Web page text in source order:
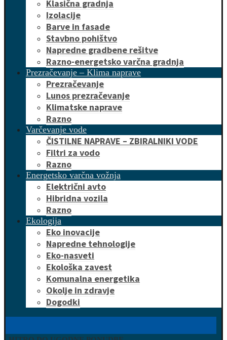
Klasična gradnja
Izolacije
Barve in fasade
Stavbno pohištvo
Napredne gradbene rešitve
Razno-energetsko varčna gradnja
Prezračevanje – Klima naprave
Prezračevanje
Lunos prezračevanje
Klimatske naprave
Razno
Varčevanje vode
ČISTILNE NAPRAVE – ZBIRALNIKI VODE
Filtri za vodo
Razno
Energetsko varčna vožnja
Električni avto
Hibridna vozila
Razno
Ekologija
Eko inovacije
Napredne tehnologije
Eko-nasveti
Ekološka zavest
Komunalna energetika
Okolje in zdravje
Dogodki